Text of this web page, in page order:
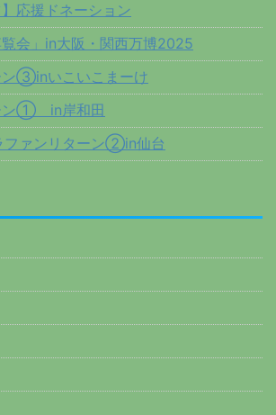
】応援ドネーション
覧会」in大阪・関西万博2025
ン③inいこいこまーけ
ン① in岸和田
ァンリターン②in仙台